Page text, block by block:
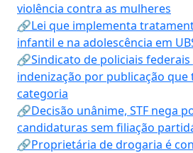
violência contra as mulheres
🔗Lei que implementa
infantil e na adolescência em
🔗Sindicato de policiais
indenização por publicação
categoria
🔗Decisão unânime, STF nega
candidaturas sem filiação
🔗Proprietária de drogaria é